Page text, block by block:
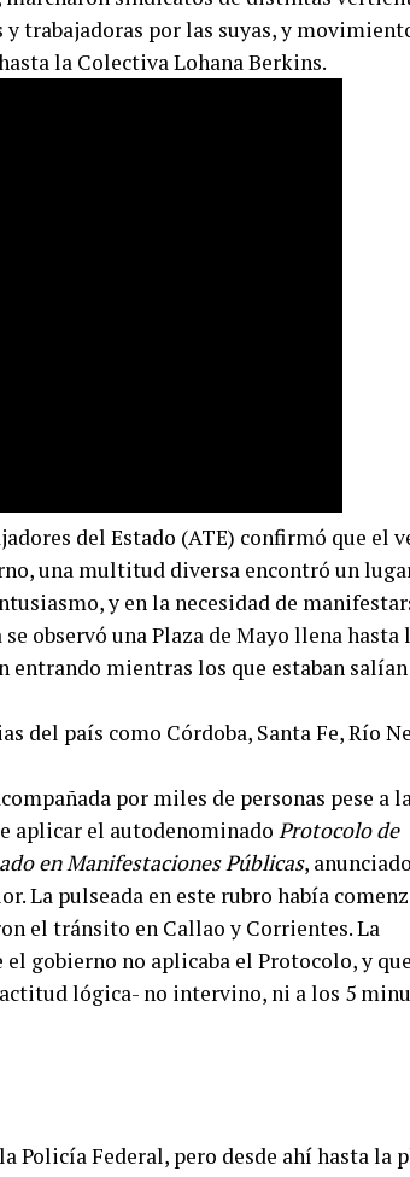
trabajadoras por las suyas, y
la Colectiva Lohana Berkins.
del Estado (ATE) confirmó que el
una multitud diversa encontró un
y en la necesidad de
observó una Plaza de Mayo llena hasta
entrando mientras los que estaban
del país como Córdoba, Santa Fe, Río
por miles de personas pese a
aplicar el autodenominado Protocolo de
en Manifestaciones Públicas,
La pulseada en este rubro había
el tránsito en Callao y Corrientes. La
gobierno no aplicaba el Protocolo, y
lógica- no intervino, ni a los 5
Policía Federal, pero desde ahí hasta la